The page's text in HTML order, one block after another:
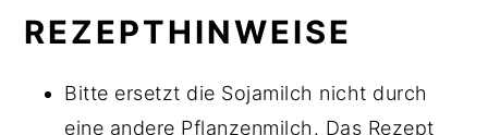
REZEPTHINWEISE
Bitte ersetzt die Sojamilch nicht durch
eine andere Pflanzenmilch. Das Rezept